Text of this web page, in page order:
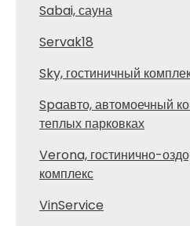
Sabai, сауна
Servak18
Sky, гостиничный
Spaавто, автомоечный
теплых парковках
Verona, гостинично-
комплекс
VinService